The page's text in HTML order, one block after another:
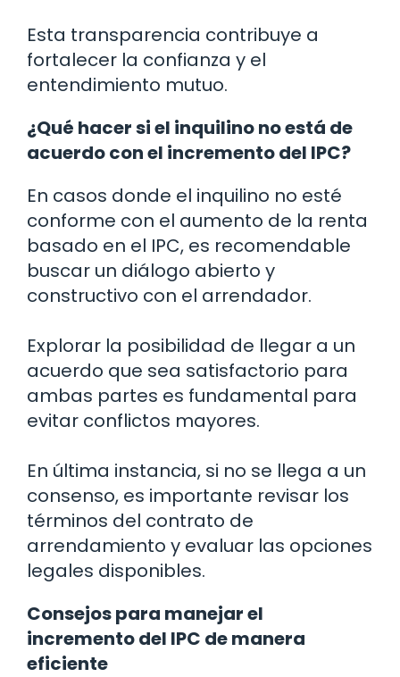
Esta transparencia contribuye a
fortalecer la confianza y el
entendimiento mutuo.
¿Qué hacer si el inquilino no está de
acuerdo con el incremento del IPC?
En casos donde el inquilino no esté
conforme con el aumento de la renta
basado en el IPC, es recomendable
buscar un diálogo abierto y
constructivo con el arrendador.
Explorar la posibilidad de llegar a un
acuerdo que sea satisfactorio para
ambas partes es fundamental para
evitar conflictos mayores.
En última instancia, si no se llega a un
consenso, es importante revisar los
términos del contrato de
arrendamiento y evaluar las opciones
legales disponibles.
Consejos para manejar el
incremento del IPC de manera
eficiente